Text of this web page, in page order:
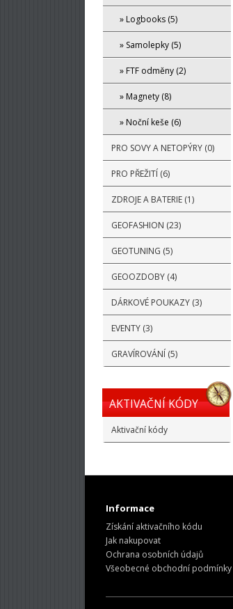
» Logbooks (5)
» Samolepky (5)
» FTF odměny (2)
» Magnety (8)
» Noční keše (6)
PRO SOVY A NETOPÝRY (0)
PRO PŘEŽITÍ (6)
ZDROJE A BATERIE (1)
GEOFASHION (23)
GEOTUNING (5)
GEOOZDOBY (4)
DÁRKOVÉ POUKAZY (3)
EVENTY (3)
GRAVÍROVÁNÍ (5)
AKTIVAČNÍ KÓDY
Aktivační kódy
Informace
Získání aktivačního kódu
Jak nakupovat
Ochrana osobních údajů
Všeobecné obchodní podmínky